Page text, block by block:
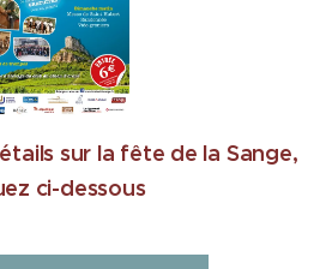
sur la fête de la Sange,
ci-dessous